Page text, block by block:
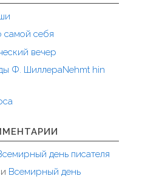
самой себя
вечер
Ф. ШиллераNehmt hin
день писателя
Всемирный день